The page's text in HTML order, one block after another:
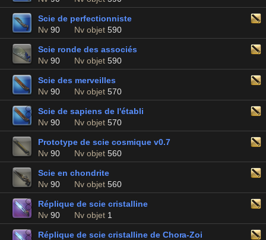
Scie de perfectionniste
Nv 90 Nv objet 590
Scie ronde des associés
Nv 90 Nv objet 590
Scie des merveilles
Nv 90 Nv objet 570
Scie de sapiens de l'établi
Nv 90 Nv objet 570
Prototype de scie cosmique v0.7
Nv 90 Nv objet 560
Scie en chondrite
Nv 90 Nv objet 560
Réplique de scie cristalline
Nv 90 Nv objet 1
Réplique de scie cristalline de Chora-Zoi